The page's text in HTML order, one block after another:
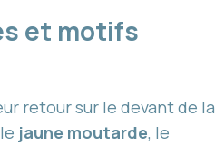
et motifs
retour sur le devant de la
jaune moutarde, le